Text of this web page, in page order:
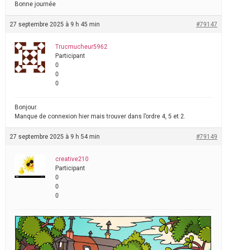
Bonne journée
27 septembre 2025 à 9 h 45 min #79147
Trucmucheur5962
Participant
0
0
0
Bonjour.
Manque de connexion hier mais trouver dans l’ordre 4, 5 et 2.
27 septembre 2025 à 9 h 54 min #79149
creative210
Participant
0
0
0